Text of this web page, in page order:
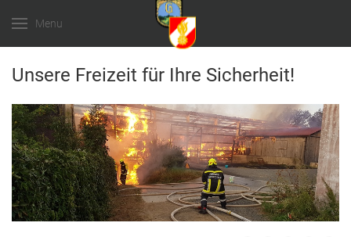
Menu
Unsere Freizeit für Ihre Sicherheit!